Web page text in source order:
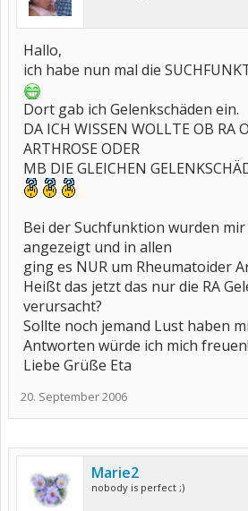
Hallo,
ich habe nun mal die
Dort gab ich Gelenkschäden ein.
DA ICH WISSEN WOLLTE OB RA
ARTHROSE ODER
MB DIE GLEICHEN
Bei der Suchfunktion wurden
angezeigt und in allen
ging es NUR um Rheumatoider
Heißt das jetzt das nur die RA
verursacht?
Sollte noch jemand Lust haben
Antworten würde ich mich freuen!
Liebe Grüße Eta
20. September 2006
Marie2
nobody is perfect ;)